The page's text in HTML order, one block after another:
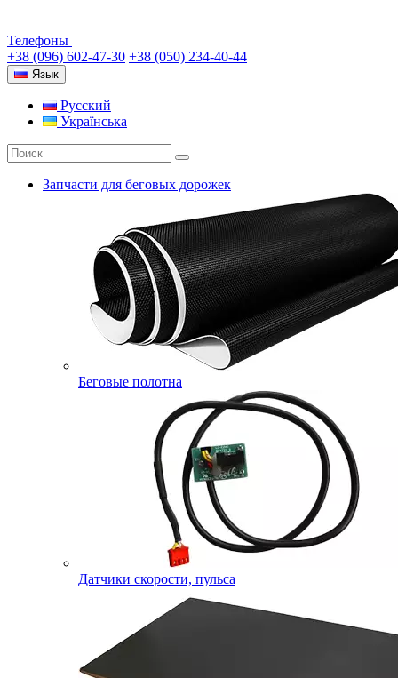
Телефоны
+38 (096) 602-47-30 +38 (050) 234-40-44
Язык
Русский
Українська
Запчасти для беговых дорожек
Беговые полотна
Датчики скорости, пульса